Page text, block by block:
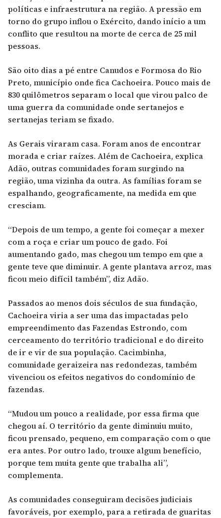
políticas e infraestrutura na região. A pressão em
torno do grupo inflou o Exército, dando início a um
conflito que resultou na morte de cerca de 25 mil
pessoas.
São oito dias a pé entre Canudos e Formosa do Rio
Preto, município onde fica Cachoeira. Pouco mais de
830 quilômetros separam o local que virou palco de
uma guerra da comunidade onde sertanejos e
sertanejas teriam se fixado.
As Gerais viraram casa. Foram anos de encontrar
morada e criar raízes. Além de Cachoeira, explica
Adão, outras comunidades foram surgindo na
região, uma vizinha da outra. As famílias foram se
espalhando, geograficamente, na medida em que
cresciam.
“Depois de um tempo, a gente foi começar a mexer
com a roça e criar um pouco de gado. Foi
aumentando gado, mas chegou um tempo em que a
gente teve que diminuir. A gente plantava arroz, mas
ficou meio difícil também”, diz Adão.
Passados ao menos dois séculos de sua fundação,
Cachoeira viria a ser uma das impactadas pelo
empreendimento das Fazendas Estrondo, com
cerceamento do território tradicional e do direito
de ir e vir de sua população. Cacimbinha,
comunidade geraizeira nas redondezas, também
vivenciou os efeitos negativos do condomínio de
fazendas.
“Mudou um pouco a realidade, por essa firma que
chegou aí. O território da gente diminuiu muito,
ficou prensado, pequeno, em comparação com o que
era antes. Por outro lado, trouxe algum benefício,
porque tem muita gente que trabalha ali”,
complementa.
As comunidades conseguiram decisões judiciais
favoráveis, por exemplo, para a retirada de guaritas